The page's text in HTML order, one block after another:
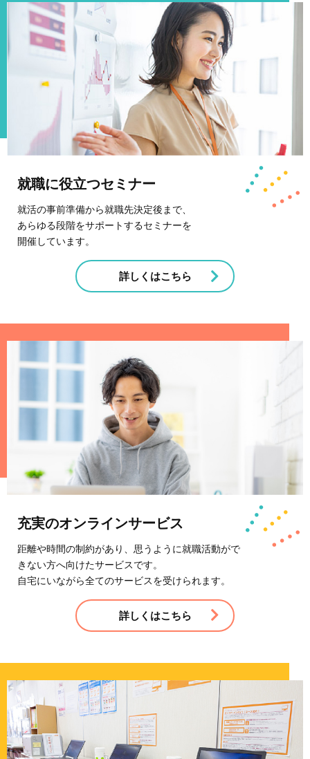
就職に役立つセミナー
就活の事前準備から就職先決定後まで、
あらゆる段階をサポートするセミナーを
開催しています。
詳しくはこちら
充実のオンラインサービス
距離や時間の制約があり、思うように就職活動がで
きない方へ向けたサービスです。
自宅にいながら全てのサービスを受けられます。
詳しくはこちら